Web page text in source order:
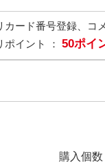
カード番号登録、コ
ポイント ： 50ポイ
購入個数